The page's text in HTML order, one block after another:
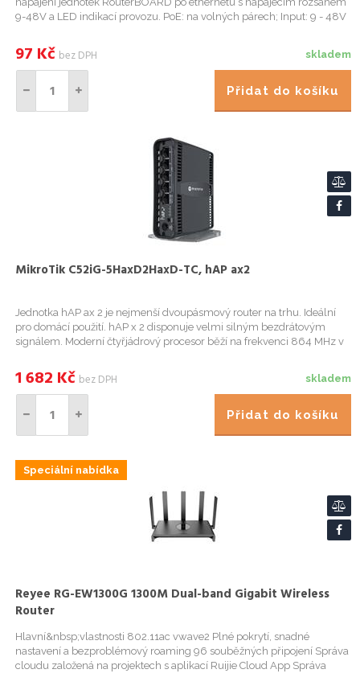
9-48V a LED indikací provozu. PoE: na volných párech; Input: 9 - 48V
skladem
97 Kč bez DPH
Přidat do košíku
MikroTik C52iG-5HaxD2HaxD-TC, hAP ax2
Jednotka hAP ax 2 je nejmenší dvoupásmový router na trhu. Ideální
pro domácí použití. hAP x 2 disponuje velmi silným bezdrátovým
signálem. Moderní čtyřjádrový procesor běží na frekvenci 864 MHz v
skladem
1 682 Kč bez DPH
Přidat do košíku
Reyee RG-EW1300G 1300M Dual-band Gigabit Wireless
Router
Hlavní&nbsp;vlastnosti 802.11ac vwave2 Plné pokrytí, snadné
nastavení a bezproblémový roaming 96 souběžných připojení Správa
cloudu založená na projektech s aplikací Ruijie Cloud App Správa
Speciální nabídka